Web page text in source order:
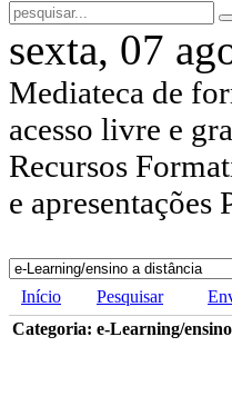
sexta, 07
Mediateca de
acesso livre e
Recursos
e apresentações
Início Pesquisar
Categoria: e-Learning/